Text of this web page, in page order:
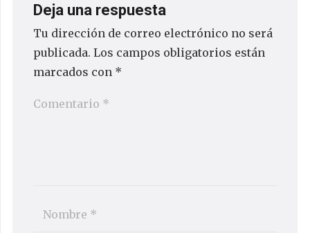
Deja una respuesta
Tu dirección de correo electrónico no será
publicada. Los campos obligatorios están
marcados con *